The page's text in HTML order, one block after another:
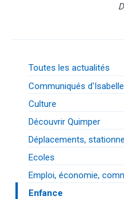
Toutes les actualités
Communiqués
Culture
Découvrir Quimper
Déplacements,
Ecoles
Emploi, économie,
Enfance